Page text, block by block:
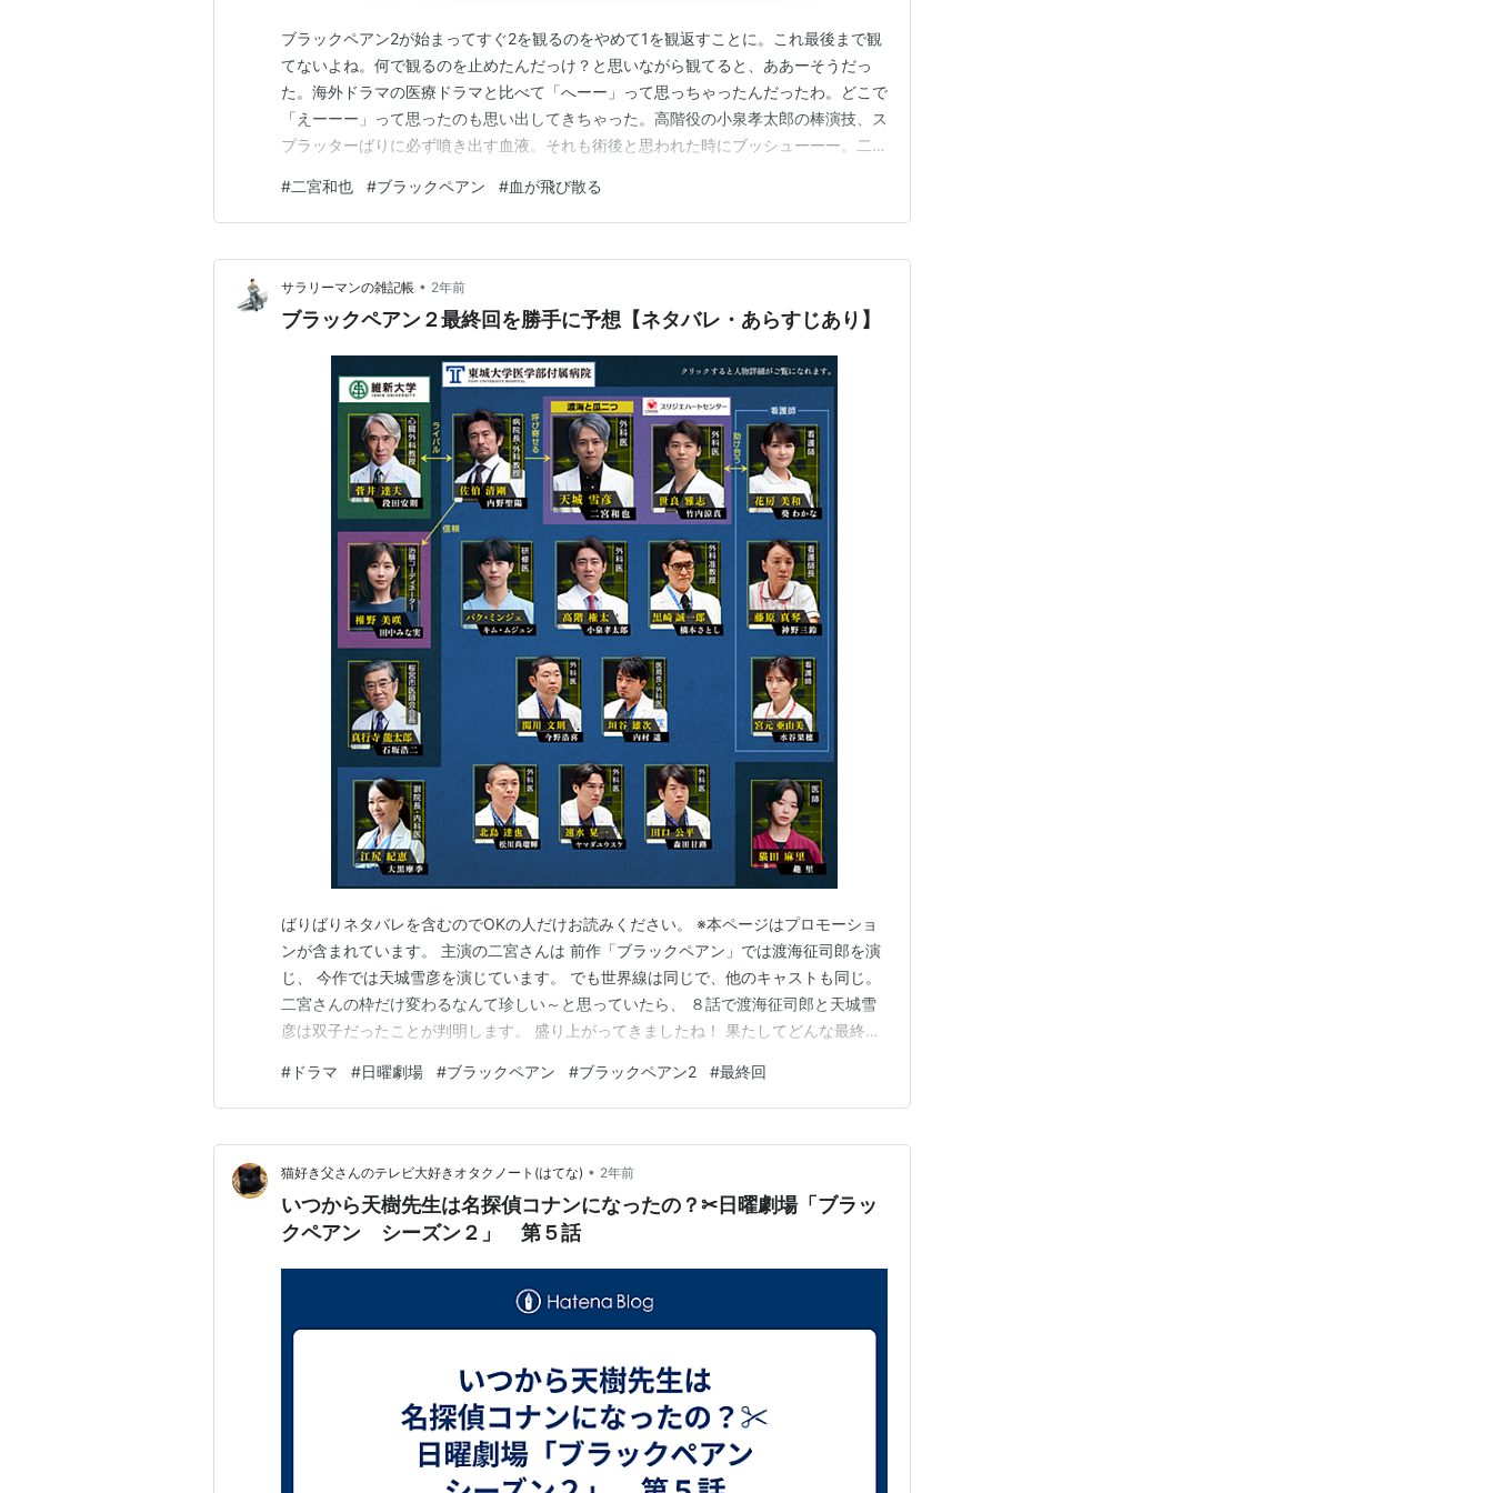
ブラックペアン2が始まってすぐ2を観るのをやめて1を観返すことに。これ最後まで観
てないよね。何で観るのを止めたんだっけ？と思いながら観てると、ああーそうだっ
た。海外ドラマの医療ドラマと比べて「へーー」って思っちゃったんだったわ。どこで
「えーーー」って思ったのも思い出してきちゃった。高階役の小泉孝太郎の棒演技、ス
プラッターばりに必ず噴き出す血液。それも術後と思われた時にブッシューーー。二宮
これ？って思っちゃったんですね～。あれから6年。観返してみたら面白いじゃん。い
やいやわたしの中での二宮くんへの評価も6年前よりも爆上…
#二宮和也 #ブラックペアン #血が飛び散る
サラリーマンの雑記帳 • 2年前
ブラックペアン２最終回を勝手に予想【ネタバレ・あらすじあり】
ばりばりネタバレを含むのでOKの人だけお読みください。 ※本ページはプロモーショ
ンが含まれています。 主演の二宮さんは 前作「ブラックペアン」では渡海征司郎を演
じ、 今作では天城雪彦を演じています。 でも世界線は同じで、他のキャストも同じ。
二宮さんの枠だけ変わるなんて珍しい～と思っていたら、 ８話で渡海征司郎と天城雪
彦は双子だったことが判明します。 盛り上がってきましたね！ 果たしてどんな最終回
関図：TBS「ブラックペアン2」HPより引用） ちなみに、ブラックペアン２の原作で
ある『ブレイズメス1990』『スリジ…
# ドラマ #日曜劇場 #ブラックペアン #ブラックペアン2 #最終回
猫好き父さんのテレビ大好きオタクノート(はてな) • 2年前
いつから天樹先生は名探偵コナンになったの？✂日曜劇場「ブラッ
クペアン シーズン２」 第５話